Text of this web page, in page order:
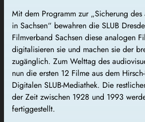
Mit dem Programm zur „Sicherung des
in Sachsen“ bewahren die SLUB
Filmverband Sachsen diese analogen
digitalisieren sie und machen sie der
zugänglich. Zum Welttag des
nun die ersten 12 Filme aus dem
Digitalen SLUB-Mediathek. Die
der Zeit zwischen 1928 und 1993
fertiggestellt.